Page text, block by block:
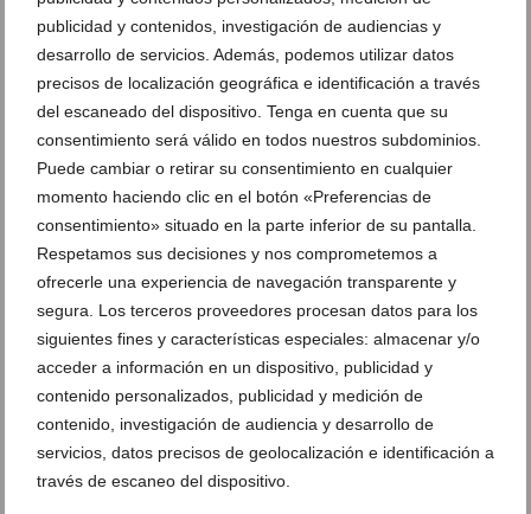
publicidad y contenidos, investigación de audiencias y
desarrollo de servicios. Además, podemos utilizar datos
precisos de localización geográfica e identificación a través
del escaneado del dispositivo. Tenga en cuenta que su
consentimiento será válido en todos nuestros subdominios.
Puede cambiar o retirar su consentimiento en cualquier
momento haciendo clic en el botón «Preferencias de
consentimiento» situado en la parte inferior de su pantalla.
Respetamos sus decisiones y nos comprometemos a
ofrecerle una experiencia de navegación transparente y
segura. Los terceros proveedores procesan datos para los
siguientes fines y características especiales: almacenar y/o
acceder a información en un dispositivo, publicidad y
contenido personalizados, publicidad y medición de
contenido, investigación de audiencia y desarrollo de
servicios, datos precisos de geolocalización e identificación a
través de escaneo del dispositivo.
Ver sorteos
Newsletter